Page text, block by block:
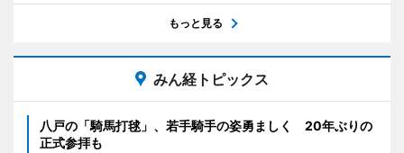
もっと見る
みん経トピックス
八戸の「騎馬打毬」、若手騎手の姿勇ましく 20年ぶりの
正式参拝も